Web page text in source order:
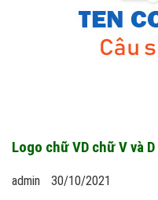
Logo chữ VD chữ V và D
admin
30/10/2021